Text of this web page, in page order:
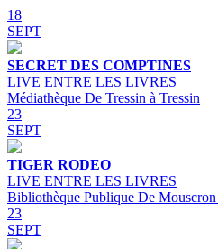
18
SEPT
SECRET DES COMPTINES
LIVE ENTRE LES LIVRES
Médiathèque De Tressin à Tressin
23
SEPT
TIGER RODEO
LIVE ENTRE LES LIVRES
Bibliothèque Publique De
23
SEPT